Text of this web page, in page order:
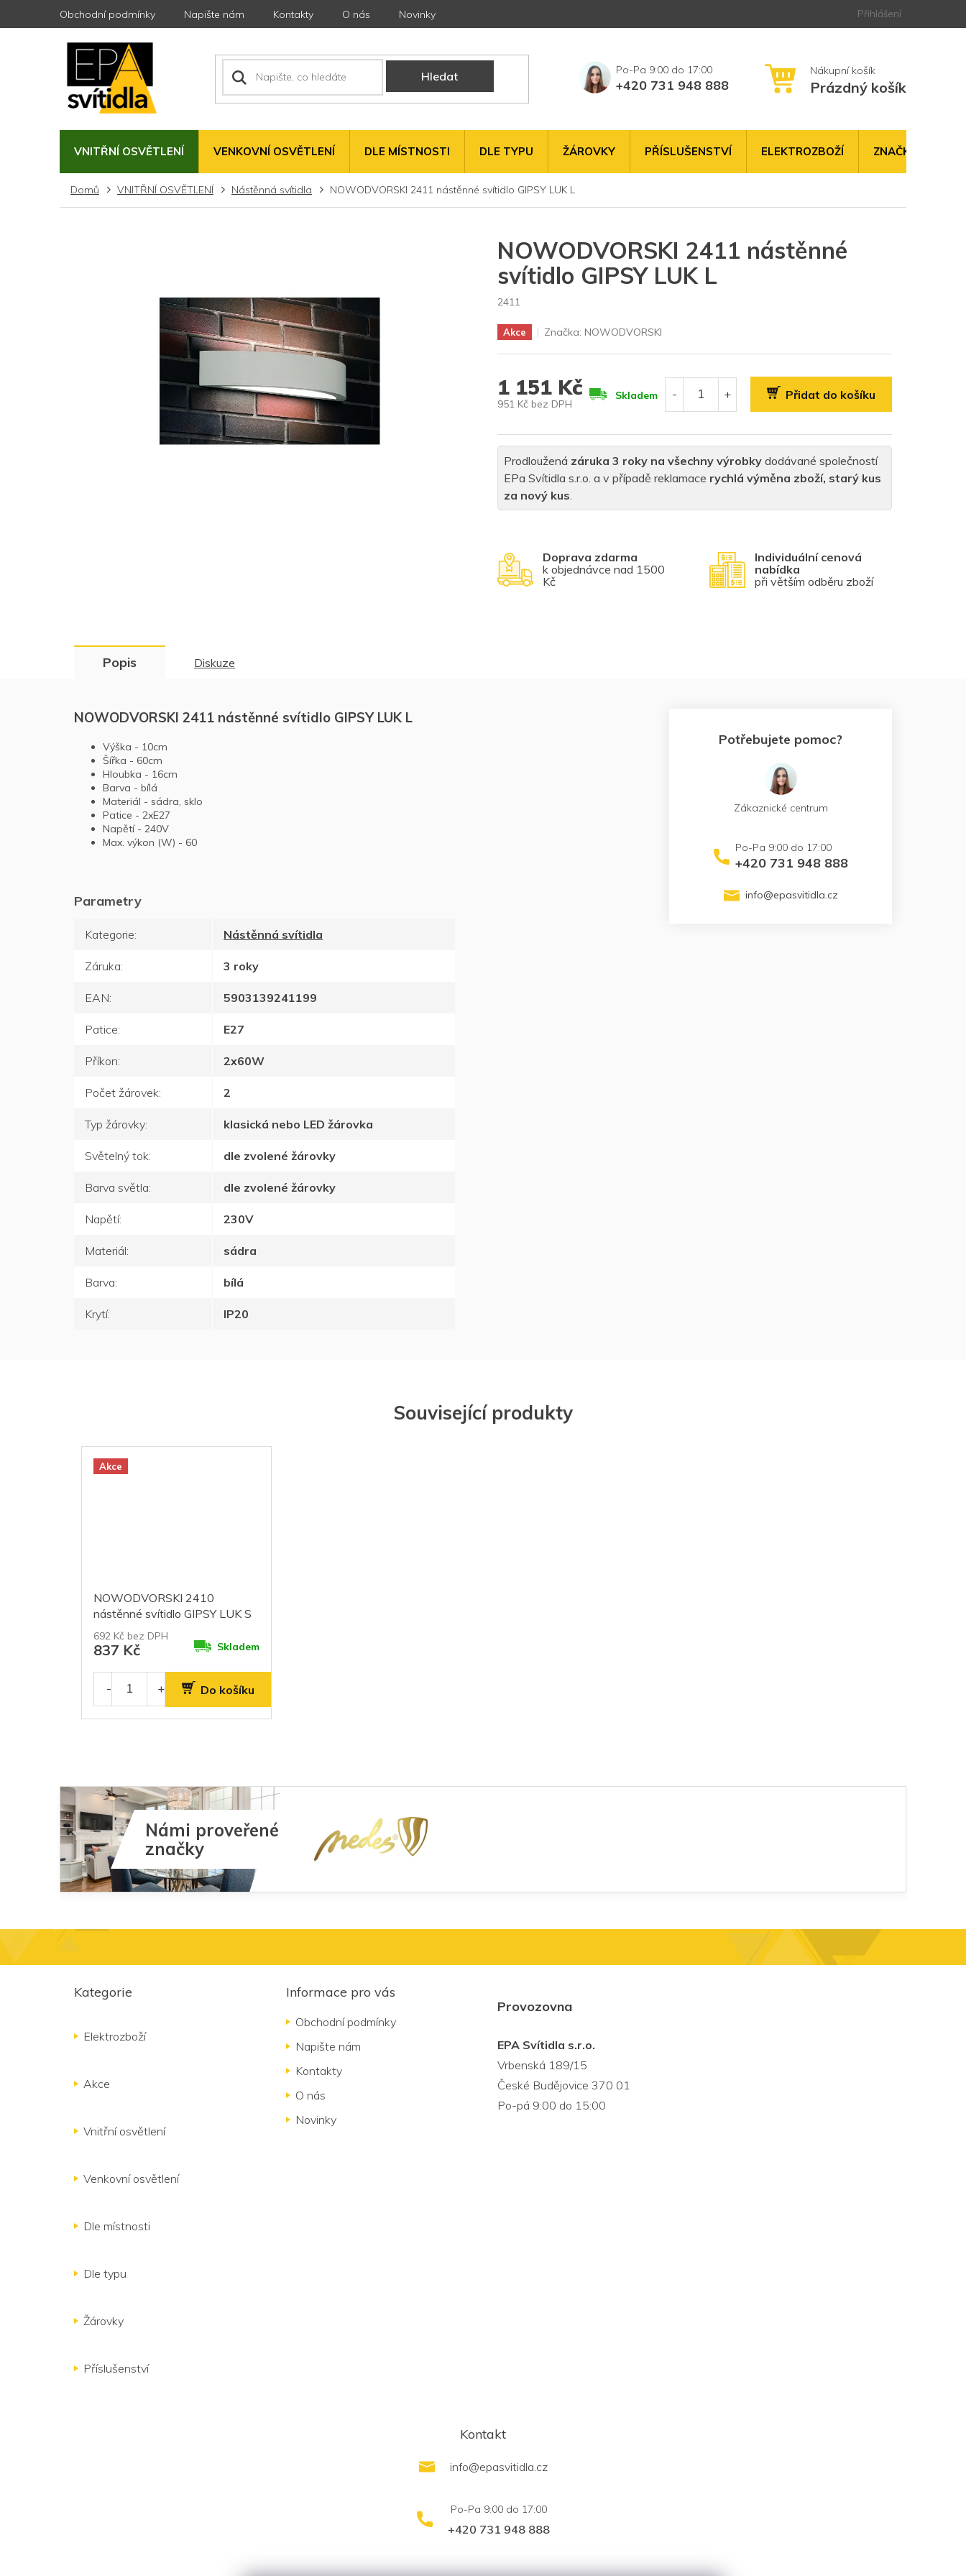
Obchodní podmínky Napište nám Kontakty O nás Novinky Přihlášení
Hledat
+420 731 948 888
NÁKUPNÍPrázdný košík
VNITŘNÍ OSVĚTLENÍ VENKOVNÍ OSVĚTLENÍ DLE MÍSTNOSTI DLE TYPU ŽÁROVKY PŘÍSLUŠENSTVÍ ELEKTROZBOŽÍ ZNAČKY
Domů VNITŘNÍ OSVĚTLENÍ Nástěnná svítidla NOWODVORSKI 2411 nástěnné svítidlo GIPSY LUK L
Doprava zdarma
k objednávce nad 1500
Kč
Individuální cenová
nabídka
při větším odběru zboží
Prodloužená záruka 3 roky na všechny výrobky dodávané společností
EPa Svítidla s.r.o. a v případě reklamace rychlá výměna zboží, starý kus
za nový kus.
1 151 Kč
951 Kč bez DPH
Skladem Přidat do košíku
NOWODVORSKI 2411 nástěnné
svítidlo GIPSY LUK L
2411
Akce Značka: NOWODVORSKI
Související produkty
Akce
NOWODVORSKI 2410
nástěnné svítidlo GIPSY LUK S
692 Kč bez DPH
837 Kč Skladem
Do košíku
Popis Diskuze
NOWODVORSKI 2411 nástěnné svítidlo GIPSY LUK L
Výška - 10cm
Šířka - 60cm
Hloubka - 16cm
Barva - bílá
Materiál - sádra, sklo
Patice - 2xE27
Napětí- 240V
Max. výkon (W) - 60
Kategorie: Nástěnná svítidla
Záruka: 3 roky
EAN: 5903139241199
Patice: E27
Příkon: 2x60W
Počet žárovek: 2
Typ žárovky: klasická nebo LED žárovka
Světelný tok: dle zvolené žárovky
Barva světla: dle zvolené žárovky
Napětí: 230V
Materiál: sádra
Barva: bílá
Krytí: IP20
Potřebujete pomoc?
Zákaznické centrum
+420 731 948 888
info@epasvitidla.cz
Námi proveřené
značky
Kategorie
Elektrozboží
Akce
Vnitřní osvětlení
Venkovní osvětlení
Dle místnosti
Dle typu
Žárovky
Příslušenství
Informace pro vás
Obchodní podmínky
Napište nám
Kontakty
O nás
Novinky
Provozovna
EPA Svítidla s.r.o.
Vrbenská 189/15
České Budějovice 370 01
Po-pá 9:00 do 15:00
Kontakt
info@epasvitidla.cz
+420 731 948 888